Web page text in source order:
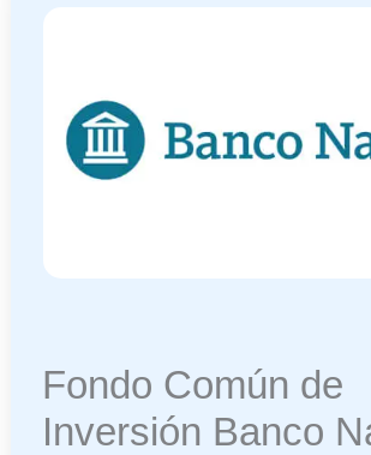
Fondo Común de
Inversión Banco